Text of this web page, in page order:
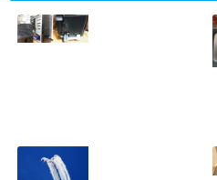
ド対応
2023.10.14